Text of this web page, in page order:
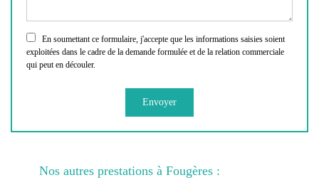
En soumettant ce formulaire, j'accepte que les informations saisies soient
exploitées dans le cadre de la demande formulée et de la relation commerciale
qui peut en découler.
Nos autres prestations à Fougères :